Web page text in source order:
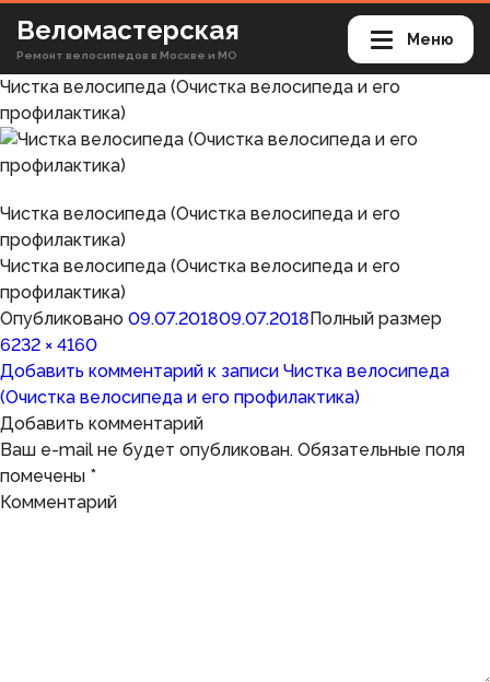
Веломастерская
Ремонт велосипедов в Москве и МО
Меню
Чистка велосипеда (Очистка велосипеда и его
профилактика)
Чистка велосипеда (Очистка велосипеда и его
профилактика)
Чистка велосипеда (Очистка велосипеда и его
профилактика)
Опубликовано 09.07.201809.07.2018Полный размер
6232 × 4160
Добавить комментарий к записи Чистка велосипеда
(Очистка велосипеда и его профилактика)
Добавить комментарий
Ваш e-mail не будет опубликован. Обязательные поля
помечены *
Комментарий